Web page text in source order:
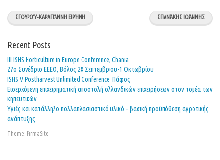
ΣΠΑΝΆΚΗΣ ΙΩΆΝΝΗΣ
ΣΓΟΥΡΟΎ-ΚΑΡΑΓΙΆΝΝΗ ΕΙΡΉΝΗ
Recent Posts
ΙΙΙ ISHS Horticulture in Europe Conference, Chania
27o Συνέδριο ΕΕΕΟ, Βόλος 28 Σεπτεμβρίου-1 Οκτωβρίου
ISHS V Postharvest Unlimited Conference, Πάφος
Εισερχόμενη επιχειρηματική αποστολή ολλανδικών επιχειρήσεων στον τομέα των
κηπευτικών
Υγιές και κατάλληλο πολλαπλασιαστικό υλικό – βασική προϋπόθεση αγροτικής
ανάπτυξης
Theme: FirmaSite